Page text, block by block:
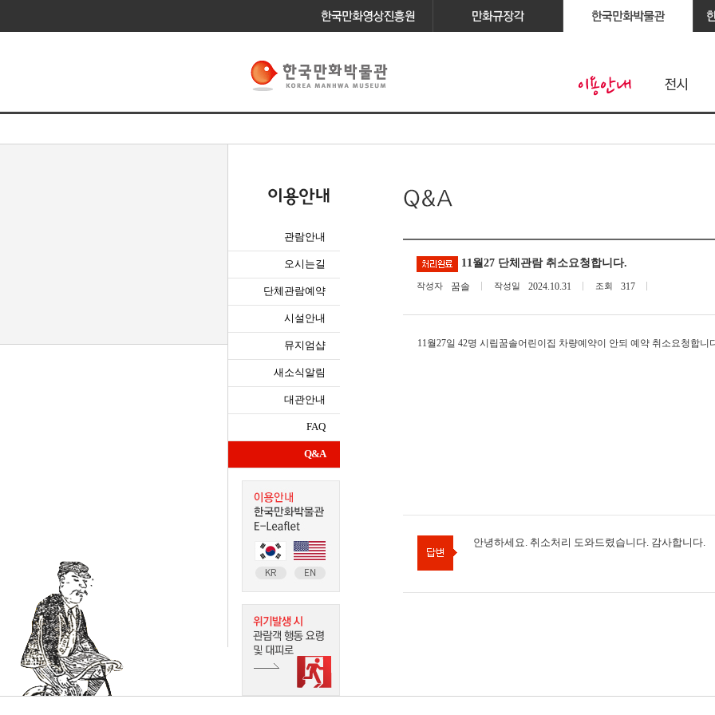
관람안내
오시는길
단체관람예약
시설안내
뮤지엄샵
새소식알림
대관안내
FAQ
Q&A
11월27 단체관람 취소요청합니다.
작성자 꿈솔 작성일 2024.10.31 조회 317
11월27일 42명 시립꿈솔어린이집 차량예약이 안되 예약 취소요청합니
안녕하세요. 취소처리 도와드렸습니다. 감사합니다.